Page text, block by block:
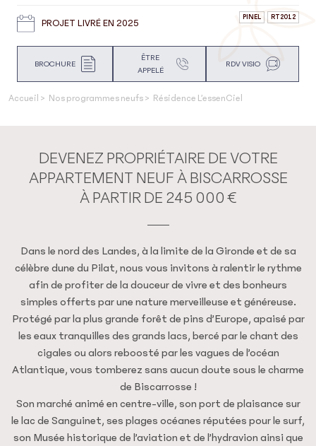
PROJET LIVRÉ EN 2025
PINEL RT2012
BROCHURE
ÊTRE
APPELÉ
RDV VISIO
Accueil Nos programmes neufs Résidence L’essenCiel
DEVENEZ PROPRIÉTAIRE DE VOTRE
APPARTEMENT NEUF À BISCARROSSE
À PARTIR DE 245 000 €
Dans le nord des Landes, à la limite de la Gironde et de sa
célèbre dune du Pilat, nous vous invitons à ralentir le rythme
afin de profiter de la douceur de vivre et des bonheurs
simples offerts par une nature merveilleuse et généreuse.
Protégé par la plus grande forêt de pins d’Europe, apaisé par
les eaux tranquilles des grands lacs, bercé par le chant des
cigales ou alors reboosté par les vagues de l’océan
Atlantique, vous tomberez sans aucun doute sous le charme
de Biscarrosse !
Son marché animé en centre-ville, son port de plaisance sur
le lac de Sanguinet, ses plages océanes réputées pour le surf,
son Musée historique de l’aviation et de l’hydravion ainsi que